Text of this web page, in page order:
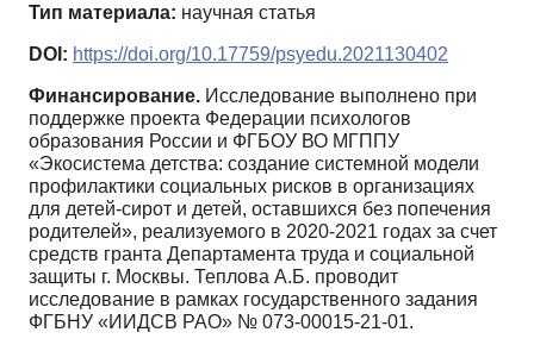
Тип материала: научная статья
DOI: https://doi.org/10.17759/psyedu.2021130402
Финансирование. Исследование выполнено при
поддержке проекта Федерации психологов
образования России и ФГБОУ ВО МГППУ
«Экосистема детства: создание системной модели
профилактики социальных рисков в организациях
для детей-сирот и детей, оставшихся без попечения
родителей», реализуемого в 2020-2021 годах за счет
средств гранта Департамента труда и социальной
защиты г. Москвы. Теплова А.Б. проводит
исследование в рамках государственного задания
ФГБНУ «ИИДСВ РАО» № 073-00015-21-01.